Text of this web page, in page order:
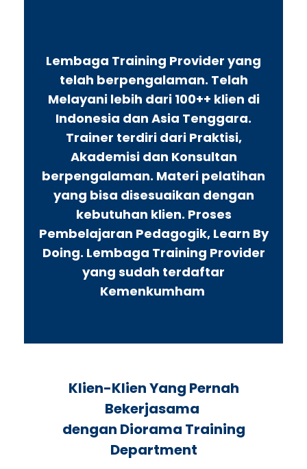
Lembaga Training Provider yang
telah berpengalaman. Telah
Melayani lebih dari 100++ klien di
Indonesia dan Asia Tenggara.
Trainer terdiri dari Praktisi,
Akademisi dan Konsultan
berpengalaman. Materi pelatihan
yang bisa disesuaikan dengan
kebutuhan klien. Proses
Pembelajaran Pedagogik, Learn By
Doing. Lembaga Training Provider
yang sudah terdaftar
Kemenkumham
Klien-Klien Yang Pernah
Bekerjasama
dengan Diorama Training
Department